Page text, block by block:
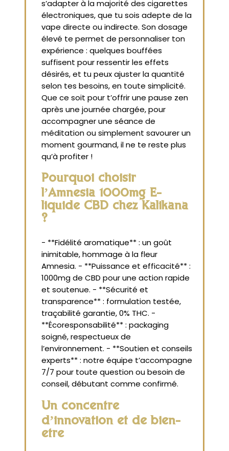
s’adapter à la majorité des cigarettes
électroniques, que tu sois adepte de la
vape directe ou indirecte. Son dosage
élevé te permet de personnaliser ton
expérience : quelques bouffées
suffisent pour ressentir les effets
désirés, et tu peux ajuster la quantité
selon tes besoins, en toute simplicité.
Que ce soit pour t’offrir une pause zen
après une journée chargée, pour
accompagner une séance de
méditation ou simplement savourer un
moment gourmand, il ne te reste plus
qu’à profiter !
Pourquoi choisir
l’Amnesia 1000mg E-
liquide CBD chez Kalikana
?
- **Fidélité aromatique** : un goût
inimitable, hommage à la fleur
Amnesia. - **Puissance et efficacité** :
1000mg de CBD pour une action rapide
et soutenue. - **Sécurité et
transparence** : formulation testée,
traçabilité garantie, 0% THC. -
**Écoresponsabilité** : packaging
soigné, respectueux de
l’environnement. - **Soutien et conseils
experts** : notre équipe t’accompagne
7/7 pour toute question ou besoin de
conseil, débutant comme confirmé.
Un concentré
d’innovation et de bien-
être